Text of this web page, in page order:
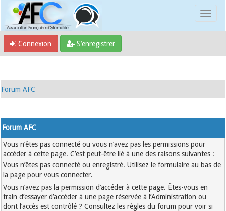
Connexion S’enregistrer
Forum AFC
Forum AFC
Vous n’êtes pas connecté ou vous n’avez pas les permissions pour
accéder à cette page. C’est peut-être lié à une des raisons suivantes :
Vous n’êtes pas connecté ou enregistré. Utilisez le formulaire au bas de
la page pour vous connecter.
Vous n’avez pas la permission d’accéder à cette page. Êtes-vous en
train d’essayer d’accéder à une page réservée à l’Administration ou
dont l’accès est contrôlé ? Consultez les règles du forum pour voir si